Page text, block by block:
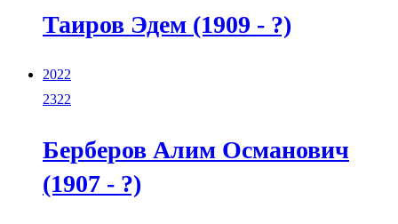
Таиров Эдем (1909 - ?)
2022
2322
Берберов Алим Османович
(1907 - ?)